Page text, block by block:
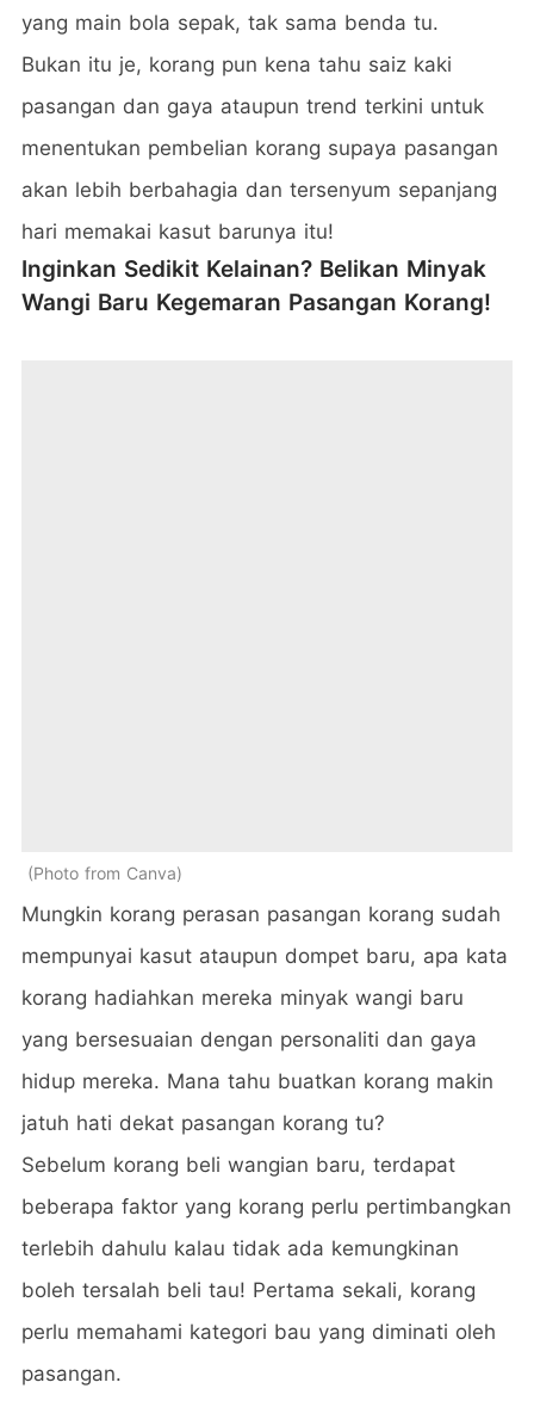
yang main bola sepak, tak sama benda tu.
Bukan itu je, korang pun kena tahu saiz kaki
pasangan dan gaya ataupun trend terkini untuk
menentukan pembelian korang supaya pasangan
akan lebih berbahagia dan tersenyum sepanjang
hari memakai kasut barunya itu!
Inginkan Sedikit Kelainan? Belikan Minyak
Wangi Baru Kegemaran Pasangan Korang!
Photo from Canva
Mungkin korang perasan pasangan korang sudah
mempunyai kasut ataupun dompet baru, apa kata
korang hadiahkan mereka minyak wangi baru
yang bersesuaian dengan personaliti dan gaya
hidup mereka. Mana tahu buatkan korang makin
jatuh hati dekat pasangan korang tu?
Sebelum korang beli wangian baru, terdapat
beberapa faktor yang korang perlu pertimbangkan
terlebih dahulu kalau tidak ada kemungkinan
boleh tersalah beli tau! Pertama sekali, korang
perlu memahami kategori bau yang diminati oleh
pasangan.